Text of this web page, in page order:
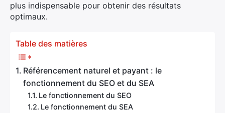
plus indispensable pour obtenir des résultats
optimaux.
Table des matières
Référencement naturel et payant : le
fonctionnement du SEO et du SEA
Le fonctionnement du SEO
Le fonctionnement du SEA